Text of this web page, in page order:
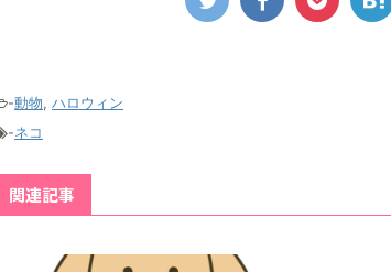
-動物, ハロウィン
-ネコ
関連記事